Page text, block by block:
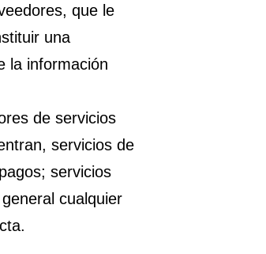
que le
una
la información
de servicios
servicios de
servicios
cualquier